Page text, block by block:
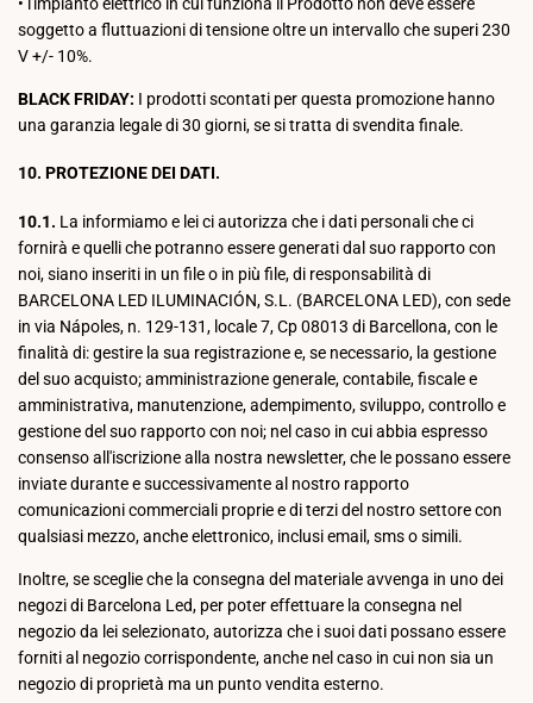
• l'impianto elettrico in cui funziona il Prodotto non deve essere
soggetto a fluttuazioni di tensione oltre un intervallo che superi 230
V +/- 10%.
BLACK FRIDAY: I prodotti scontati per questa promozione hanno
una garanzia legale di 30 giorni, se si tratta di svendita finale.
10. PROTEZIONE DEI DATI.
10.1. La informiamo e lei ci autorizza che i dati personali che ci
fornirà e quelli che potranno essere generati dal suo rapporto con
noi, siano inseriti in un file o in più file, di responsabilità di
BARCELONA LED ILUMINACIÓN, S.L. (BARCELONA LED), con sede
in via Nápoles, n. 129-131, locale 7, Cp 08013 di Barcellona, con le
finalità di: gestire la sua registrazione e, se necessario, la gestione
del suo acquisto; amministrazione generale, contabile, fiscale e
amministrativa, manutenzione, adempimento, sviluppo, controllo e
gestione del suo rapporto con noi; nel caso in cui abbia espresso
consenso all'iscrizione alla nostra newsletter, che le possano essere
inviate durante e successivamente al nostro rapporto
comunicazioni commerciali proprie e di terzi del nostro settore con
qualsiasi mezzo, anche elettronico, inclusi email, sms o simili.
Inoltre, se sceglie che la consegna del materiale avvenga in uno dei
negozi di Barcelona Led, per poter effettuare la consegna nel
negozio da lei selezionato, autorizza che i suoi dati possano essere
forniti al negozio corrispondente, anche nel caso in cui non sia un
negozio di proprietà ma un punto vendita esterno.